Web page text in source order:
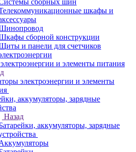
сборных шин
шкафы и
сборной конструкции
и панели для счетчиков
и элементы питания
электроэнергии и элементы
аккумуляторы, зарядные
Назад
аккумуляторы, зарядные